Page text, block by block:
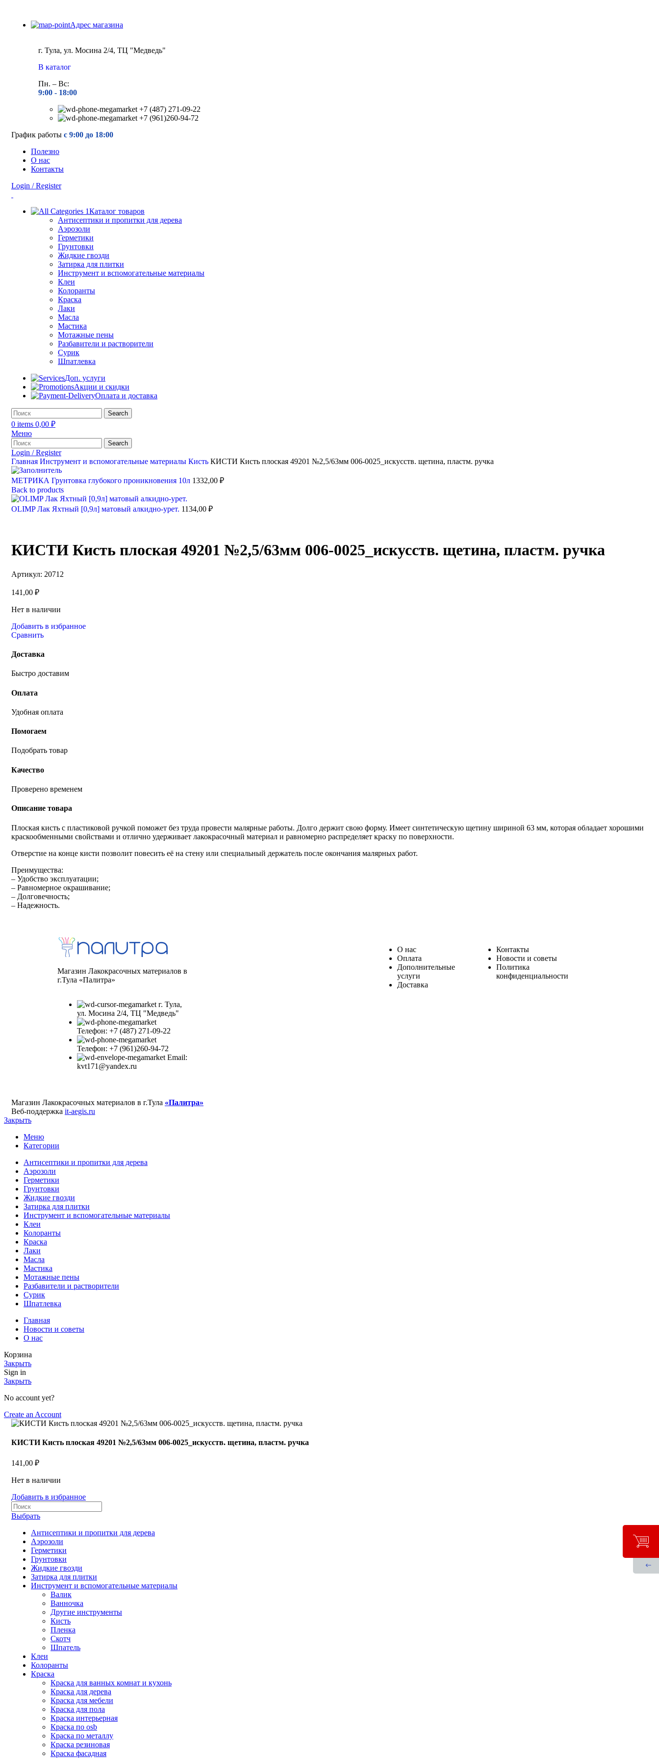
Адрес магазина
г. Тула, ул. Мосина 2/4, ТЦ "Медведь"
В каталог
Пн. – Вс:
9:00 - 18:00
+7 (487) 271-09-22
+7 (961)260-94-72
График работы с 9:00 до 18:00
Полезно
О нас
Контакты
Login / Register
Каталог товаров
Антисептики и пропитки для дерева
Аэрозоли
Герметики
Грунтовки
Жидкие гвозди
Затирка для плитки
Инструмент и вспомогательные материалы
Клеи
Колоранты
Краска
Лаки
Масла
Мастика
Мотажные пены
Разбавители и растворители
Сурик
Шпатлевка
Доп. услуги
Акции и скидки
Оплата и доставка
Search
0 items 0,00 ₽
Меню
Search
Login / Register
Главная Инструмент и вспомогательные материалы Кисть КИСТИ Кисть плоская 49201 №2,5/63мм 006-0025_искусств. щетина, пластм. ручка
МЕТРИКА Грунтовка глубокого проникновения 10л 1332,00 ₽
Back to products
OLIMP Лак Яхтный [0,9л] матовый алкидно-урет. 1134,00 ₽
КИСТИ Кисть плоская 49201 №2,5/63мм 006-0025_искусств. щетина, пластм. ручка
Артикул: 20712
141,00 ₽
Нет в наличии
Добавить в избранное
Сравнить
Доставка
Быстро доставим
Оплата
Удобная оплата
Помогаем
Подобрать товар
Качество
Проверено временем
Описание товара
Плоская кисть с пластиковой ручкой поможет без труда провести малярные работы. Долго держит свою форму. Имеет синтетическую щетину шириной 63 мм, которая обладает хорошими
краскообменными свойствами и отлично удерживает лакокрасочный материал и равномерно распределяет краску по поверхности.
Отверстие на конце кисти позволит повесить её на стену или специальный держатель после окончания малярных работ.
Преимущества:
– Удобство эксплуатации;
– Равномерное окрашивание;
– Долговечность;
– Надежность.
Магазин Лакокрасочных материалов в
г.Тула «Палитра»
г. Тула,
ул. Мосина 2/4, ТЦ "Медведь"
Телефон: +7 (487) 271-09-22
Телефон: +7 (961)260-94-72
Email:
kvt171@yandex.ru
О нас
Оплата
Дополнительные
услуги
Доставка
Контакты
Новости и советы
Политика
конфиденциальности
Магазин Лакокрасочных материалов в г.Тула «Палитра»
Веб-поддержка it-aegis.ru
Закрыть
Меню
Категории
Антисептики и пропитки для дерева
Аэрозоли
Герметики
Грунтовки
Жидкие гвозди
Затирка для плитки
Инструмент и вспомогательные материалы
Клеи
Колоранты
Краска
Лаки
Масла
Мастика
Мотажные пены
Разбавители и растворители
Сурик
Шпатлевка
Главная
Новости и советы
О нас
Корзина
Закрыть
Sign in
Закрыть
No account yet?
Create an Account
КИСТИ Кисть плоская 49201 №2,5/63мм 006-0025_искусств. щетина, пластм. ручка
141,00 ₽
Нет в наличии
Добавить в избранное
Выбрать
Антисептики и пропитки для дерева
Аэрозоли
Герметики
Грунтовки
Жидкие гвозди
Затирка для плитки
Инструмент и вспомогательные материалы
Валик
Ванночка
Другие инструменты
Кисть
Пленка
Скотч
Шпатель
Клеи
Колоранты
Краска
Краска для ванных комнат и кухонь
Краска для дерева
Краска для мебели
Краска для пола
Краска интерьерная
Краска по osb
Краска по металлу
Краска резиновая
Краска фасадная